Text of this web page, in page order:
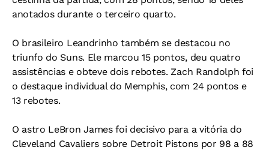
anotados durante o terceiro quarto.
O brasileiro Leandrinho também se destacou no
triunfo do Suns. Ele marcou 15 pontos, deu quatro
assistências e obteve dois rebotes. Zach Randolph foi
o destaque individual do Memphis, com 24 pontos e
13 rebotes.
O astro LeBron James foi decisivo para a vitória do
Cleveland Cavaliers sobre Detroit Pistons por 98 a 88